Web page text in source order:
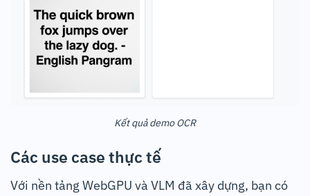
Kết quả demo OCR
Các use case thực tế
Với nền tảng WebGPU và VLM đã xây dựng, bạn có